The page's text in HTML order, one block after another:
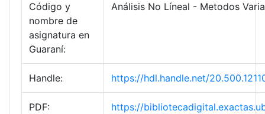
Código y
nombre de
asignatura en
Guaraní:
Análisis No Líneal - Metodos
Handle: https://hdl.handle.net/
PDF: https://